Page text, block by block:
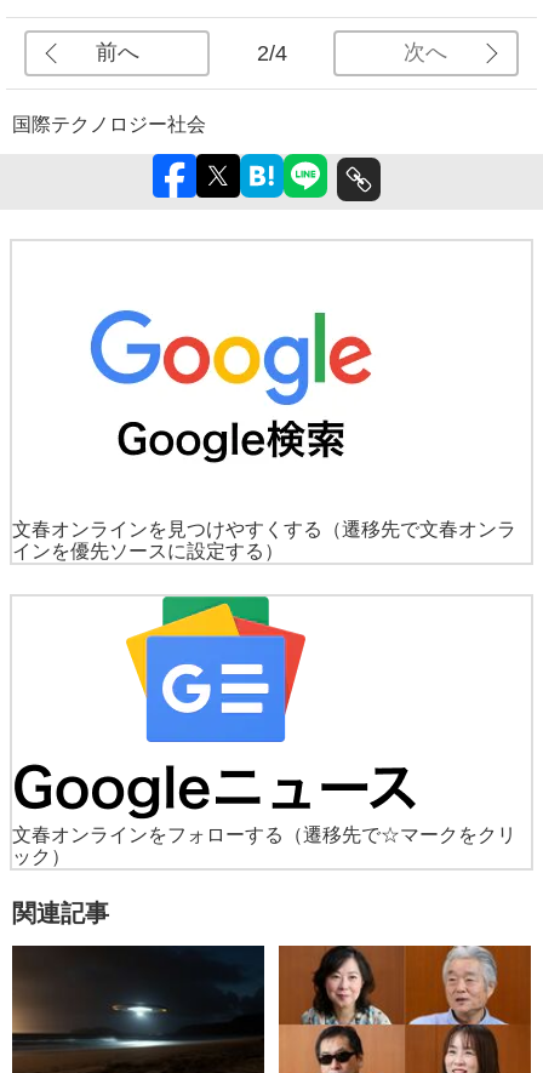
前へ 2/4 次へ
国際テクノロジー社会
文春オンラインを見つけやすくする
（遷移先で文春オンラ
インを優先ソースに設定する）
文春オンラインをフォローする
（遷移先で☆マークをクリ
ック）
関連記事